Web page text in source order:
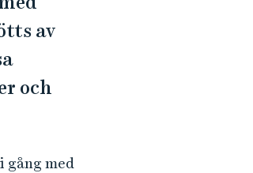
av
och
gång med